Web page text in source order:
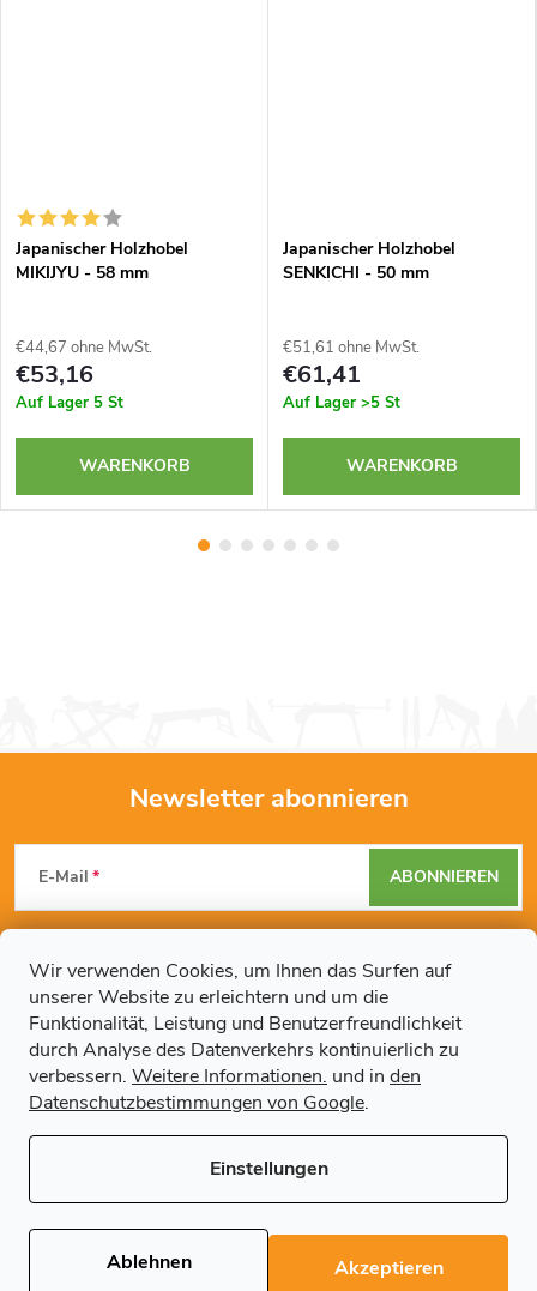
Wir verwenden Cookies, um Ihnen das Surfen auf
unserer Website zu erleichtern und um die
Funktionalität, Leistung und Benutzerfreundlichkeit
durch Analyse des Datenverkehrs kontinuierlich zu
verbessern. Weitere Informationen. und in den
Datenschutzbestimmungen von Google.
Einstellungen
Ablehnen Akzeptieren
Japanischer Holzhobel
MIKIJYU - 58 mm
€44,67 ohne MwSt.
€53,16
Auf Lager 5 St
WARENKORB
Japanischer Holzhobel
SENKICHI - 50 mm
€51,61 ohne MwSt.
€61,41
Auf Lager >5 St
WARENKORB
F
u
ß
Newsletter abonnieren
E-Mail
Mit der Eingabe Ihrer E-Mail-Adresse erklären Sie sich mit den
Datenschutzbestimmungen
einverstanden.
ABONNIEREN
Weitere Informationen
Erstellt von Shoptet Premium
Copyright 2026Regals.de. Alle Rechte vorbehalten.Cookie-
Einstellungen ändern